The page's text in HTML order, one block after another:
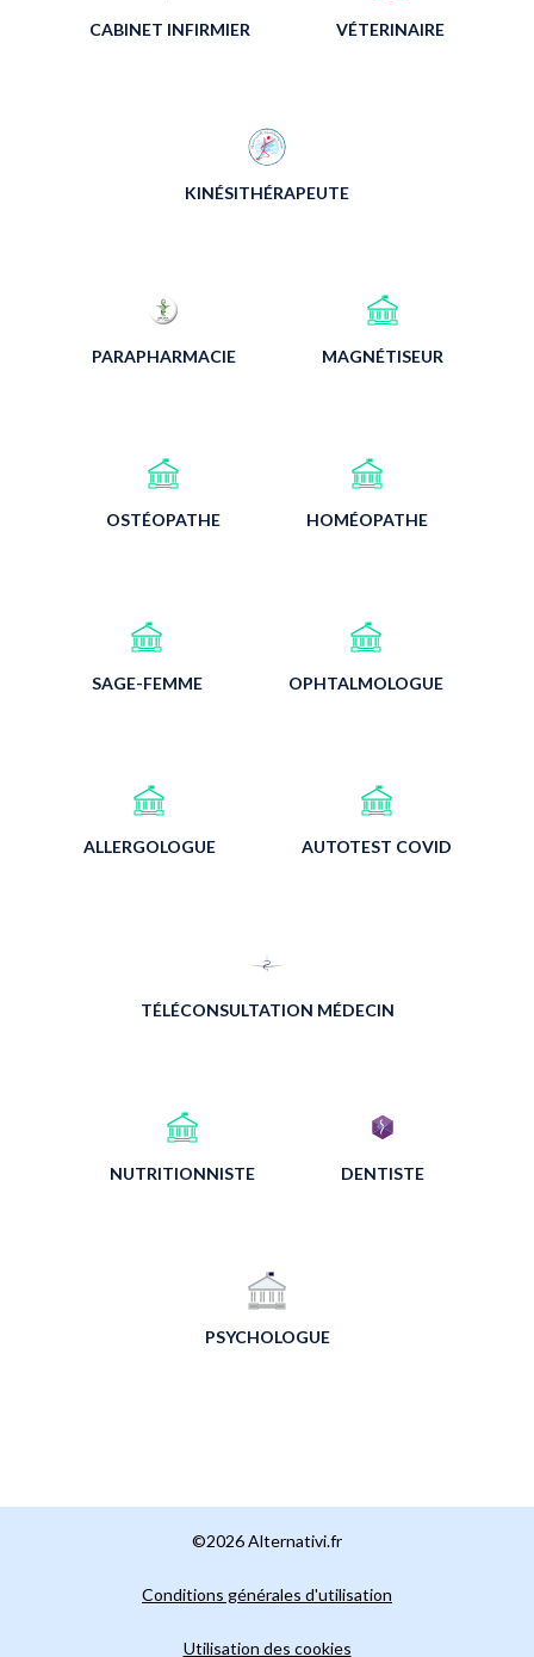
CABINET INFIRMIER VÉTERINAIRE
KINÉSITHÉRAPEUTE
PARAPHARMACIE MAGNÉTISEUR
OSTÉOPATHE HOMÉOPATHE
SAGE-FEMME OPHTALMOLOGUE
ALLERGOLOGUE AUTOTEST COVID
TÉLÉCONSULTATION MÉDECIN
NUTRITIONNISTE DENTISTE
PSYCHOLOGUE
©2026 Alternativi.fr
Conditions générales d'utilisation
Utilisation des cookies